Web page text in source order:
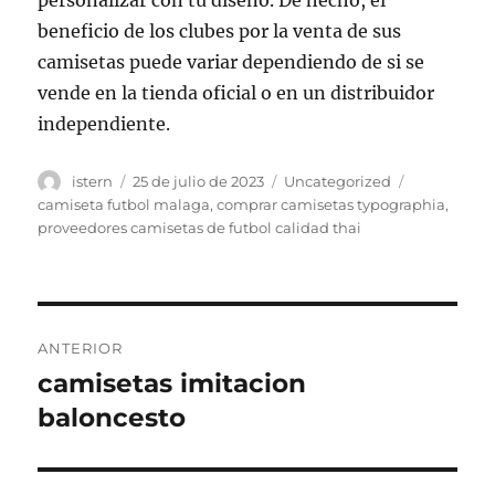
beneficio de los clubes por la venta de sus
camisetas puede variar dependiendo de si se
vende en la tienda oficial o en un distribuidor
independiente.
Autor
istern
Publicado
el
25 de julio de 2023 Categorías
Uncategorized
camiseta futbol malaga,comprar camisetas typographia,
proveedores camisetas de futbol calidad thai
de
entradas
ANTERIOR
Entrada
anterior:
camisetas imitacion
baloncesto